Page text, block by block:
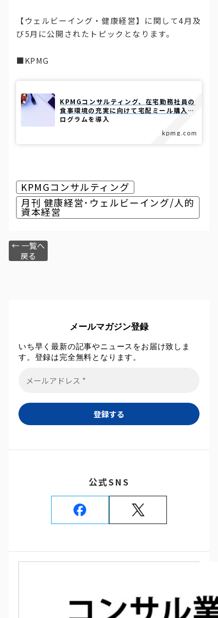
【ウェルビーイング・健康経営】に関して4月及
び5月に公開されたトピックとなります。
■KPMG
kpmg.com
KPMGコンサルティング、在宅勤務社員の
食事環境の充実に向けて宅配ミール購入プ
ログラムを導入
KPMGコンサルティング
月刊 健康経営･ウェルビーイング/人的
資本経営
← 一覧へ
戻る
メールマガジン登録
いち早く最新の記事やニュースをお届け致しま
す。登録は完全無料となります。
公式SNS